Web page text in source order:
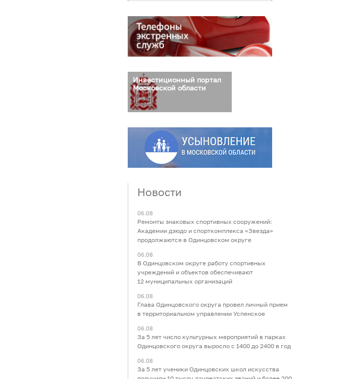
Инвестиционный портал
Московской области
Новости
06.08
Ремонты знаковых спортивных сооружений:
Академии дзюдо и спорткомплекса «Звезда»
продолжаются в Одинцовском округе
06.08
В Одинцовском округе работу спортивных
учреждений и объектов обеспечивают
12 муниципальных организаций
06.08
Глава Одинцовского округа провел личный прием
в территориальном управлении Успенское
06.08
За 5 лет число культурных мероприятий в парках
Одинцовского округа выросло с 1400 до 2400 в год
06.08
За 5 лет ученики Одинцовских школ искусства